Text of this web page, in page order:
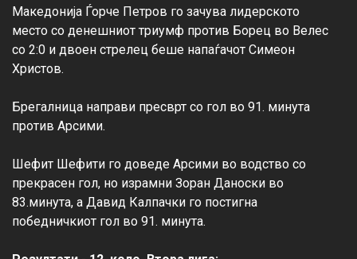
Македонија Ѓорче Петров го зачува лидерското
место со денешниот триумф против Борец во Велес
со 2:0 и двоен стрелец беше напаѓачот Симеон
Христов.
Брегалница направи пресврт со гол во 91. минута
против Арсими.
Шефит Шефити го доведе Арсими во водство со
прекрасен гол, но израмни Зоран Даноски во
83.минута, а Давид Калпачки го постигна
победничкиот гол во 91. минута.